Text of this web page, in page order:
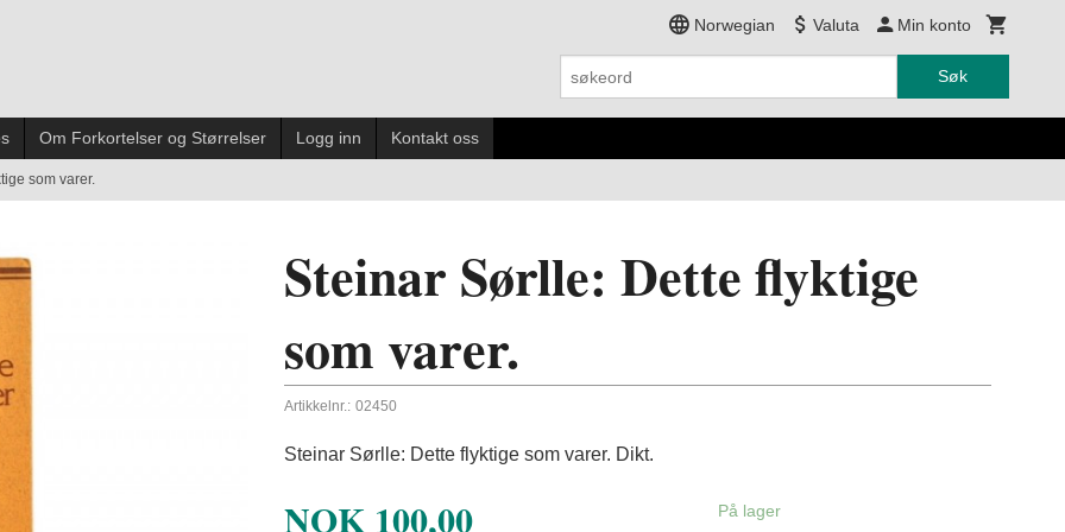
Norwegian Valuta Min konto
Søk
Om Forkortelser og Størrelser Logg inn Kontakt oss
som varer.
Steinar Sørlle: Dette flyktige
som varer.
Artikkelnr.: 02450
Steinar Sørlle: Dette flyktige som varer. Dikt.
NOK 100,00 På lager